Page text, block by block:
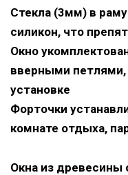
Стекла (3мм) в
силикон, что
Окно
вверными петлями,
установке
Форточки
комнате отдыха,
Окна из